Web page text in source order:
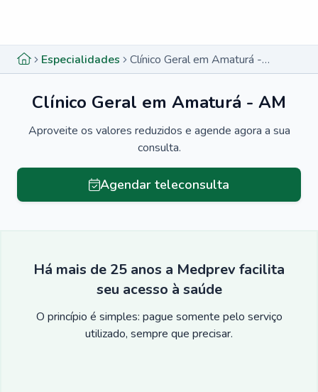
Especialidades Clínico Geral em Amaturá - AM
Clínico Geral em Amaturá - AM
Aproveite os valores reduzidos e agende agora a sua
consulta.
Agendar teleconsulta
Há mais de 25 anos a Medprev facilita
seu acesso à saúde
O princípio é simples: pague somente pelo serviço
utilizado, sempre que precisar.